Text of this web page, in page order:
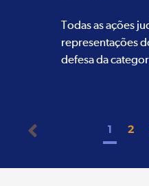
Todas as ações
representações
defesa da
1 2